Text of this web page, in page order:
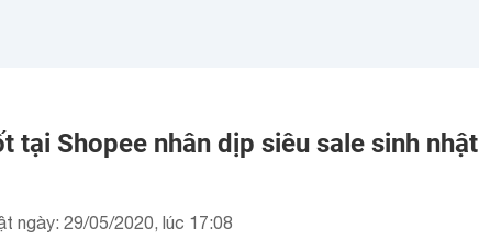
tại Shopee nhân dịp siêu sale sinh nhật
ngày: 29/05/2020, lúc 17:08